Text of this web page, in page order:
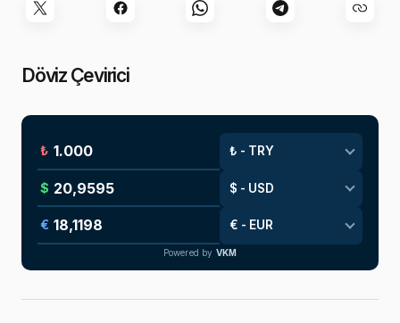
Döviz Çevirici
₺
$
€
Powered by VKM